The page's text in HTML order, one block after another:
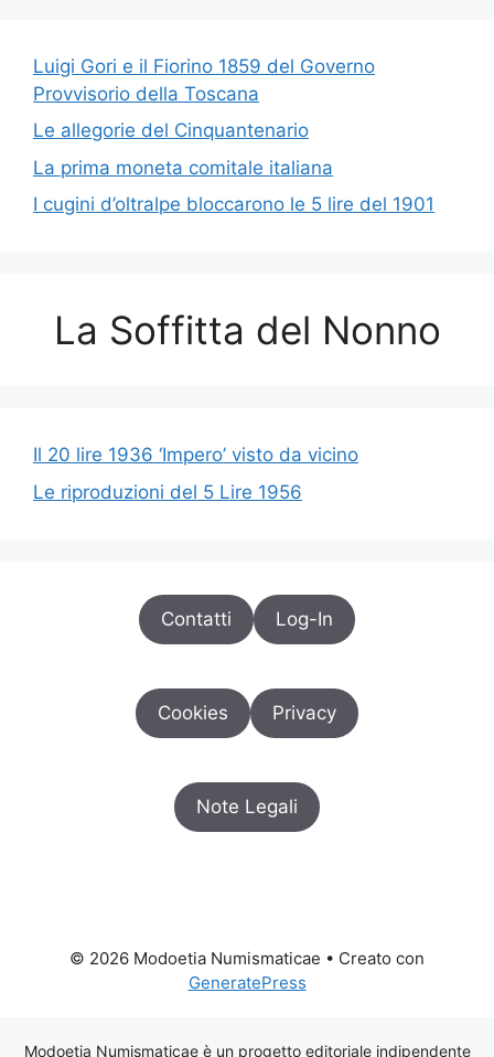
Luigi Gori e il Fiorino 1859 del Governo
Provvisorio della Toscana
Le allegorie del Cinquantenario
La prima moneta comitale italiana
I cugini d’oltralpe bloccarono le 5 lire del 1901
La Soffitta del Nonno
Il 20 lire 1936 ‘Impero’ visto da vicino
Le riproduzioni del 5 Lire 1956
Contatti Log-In
Cookies Privacy
Note Legali
© 2026 Modoetia Numismaticae • Creato con
GeneratePress
Modoetia Numismaticae è un progetto editoriale indipendente